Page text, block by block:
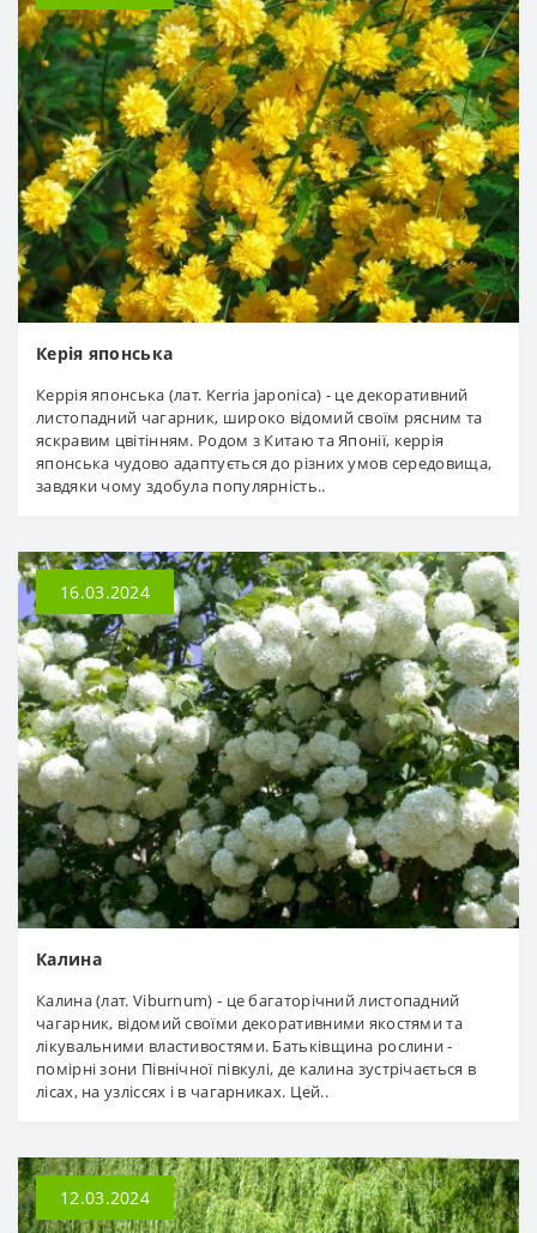
Керія японська
Керрія японська (лат. Kerria japonica) - це декоративний
листопадний чагарник, широко відомий своїм рясним та
яскравим цвітінням. Родом з Китаю та Японії, керрія
японська чудово адаптується до різних умов середовища,
завдяки чому здобула популярність..
16.03.2024
Калина
Калина (лат. Viburnum) - це багаторічний листопадний
чагарник, відомий своїми декоративними якостями та
лікувальними властивостями. Батьківщина рослини -
помірні зони Північної півкулі, де калина зустрічається в
лісах, на узліссях і в чагарниках. Цей..
12.03.2024